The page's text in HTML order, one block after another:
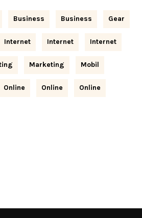
Business Business Gear
Internet Internet Internet
Marketing Mobil
Online Online Online